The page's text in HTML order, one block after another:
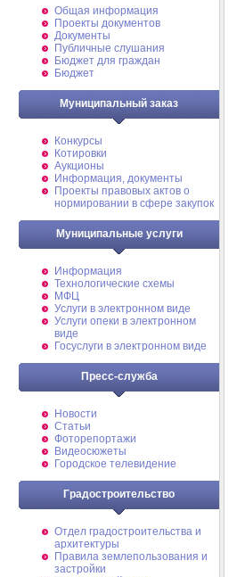
Общая информация
Проекты документов
Документы
Публичные слушания
Бюджет для граждан
Бюджет
Муниципальный заказ
Конкурсы
Котировки
Аукционы
Информация, документы
Проекты правовых актов о
нормировании в сфере закупок
Муниципальные услуги
Информация
Технологические схемы
МФЦ
Услуги в электронном виде
Услуги опеки в электронном
виде
Госуслуги в электронном виде
Пресс-служба
Новости
Статьи
Фоторепортажи
Видеосюжеты
Городское телевидение
Градостроительство
Отдел градостроительства и
архитектуры
Правила землепользования и
застройки